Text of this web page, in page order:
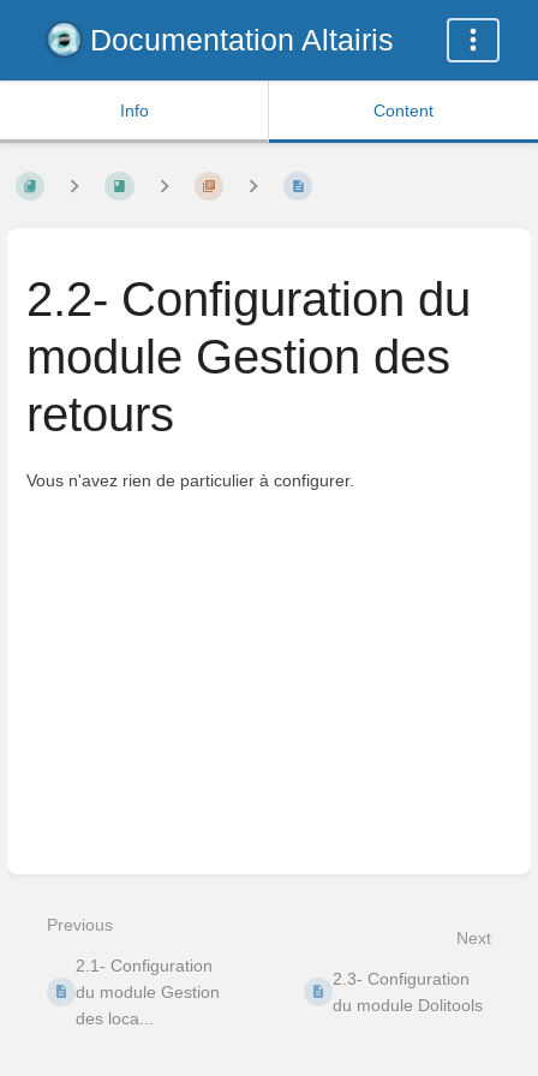
Documentation Altairis
Info Content
2.2- Configuration du
module Gestion des
retours
Vous n'avez rien de particulier à configurer.
Previous
2.1- Configuration
du module Gestion
des loca...
Next
2.3- Configuration
du module Dolitools